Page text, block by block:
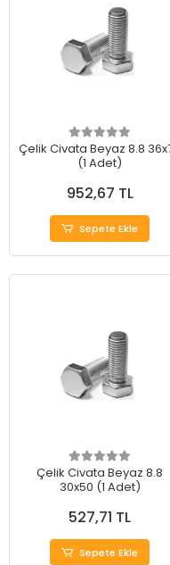
Çelik Civata Beyaz 8.8
(1 Adet)
952,67 TL
Sepete Ekle
Çelik Civata Beyaz 8.8
30x50 (1 Adet)
527,71 TL
Sepete Ekle